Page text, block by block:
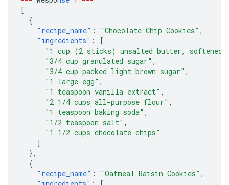
[
{
"recipe_name" : "Chocolate Chip Cookies" ,
"ingredients" :
[
"1 cup (2 sticks) unsalted butter, softened"
"3/4 cup granulated sugar" ,
"3/4 cup packed light brown sugar" ,
"1 large egg" ,
"1 teaspoon vanilla extract" ,
"2 1/4 cups all-purpose flour" ,
"1 teaspoon baking soda" ,
"1/2 teaspoon salt" ,
"1 1/2 cups chocolate chips"
]
},
{
"recipe_name" : "Oatmeal Raisin Cookies" ,